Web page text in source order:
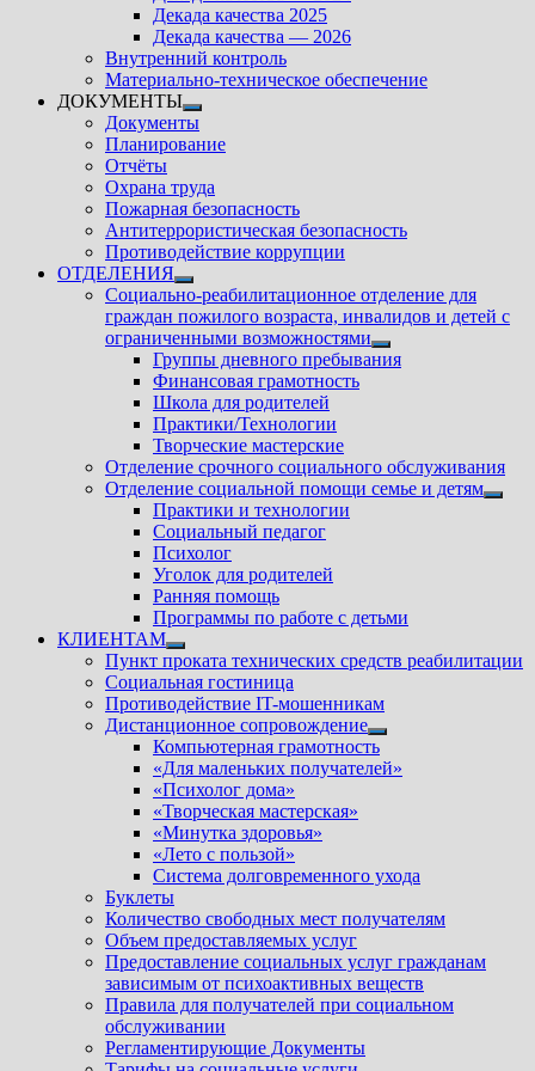
подменю
Декада качества 2025
Декада качества — 2026
Внутренний контроль
Материально-техническое обеспечение
ДОКУМЕНТЫ
Показать
подменю
Документы
Планирование
Отчёты
Охрана труда
Пожарная безопасность
Антитеррористическая безопасность
Противодействие коррупции
ОТДЕЛЕНИЯ
Показать
подменю
Социально-реабилитационное отделение для
граждан пожилого возраста, инвалидов и детей с
ограниченными возможностями
Показать
подменю
Группы дневного пребывания
Финансовая грамотность
Школа для родителей
Практики/Технологии
Творческие мастерские
Отделение срочного социального обслуживания
Отделение социальной помощи семье и детям
Практики и технологии
Социальный педагог
Психолог
Уголок для родителей
Ранняя помощь
Программы по работе с детьми
КЛИЕНТАМ
Показать
подменю
Пункт проката технических средств реабилитации
Социальная гостиница
Противодействие IT-мошенникам
Дистанционное сопровождение
Показать
подменю
Компьютерная грамотность
«Для маленьких получателей»
«Психолог дома»
«Творческая мастерская»
«Минутка здоровья»
«Лето с пользой»
Система долговременного ухода
Буклеты
Количество свободных мест получателям
Объем предоставляемых услуг
Предоставление социальных услуг гражданам
зависимым от психоактивных веществ
Правила для получателей при социальном
обслуживании
Регламентирующие Документы